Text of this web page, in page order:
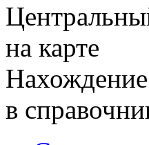
на карте
Нахождение
в